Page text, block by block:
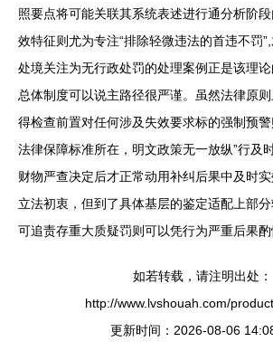
照要点将可能关联其系统表述进行通分析阶
效特征则尤为专注“排除轻微违法的首违不罚
处境关注为无行政处罚的处理案例正是该理论
总体制度可以说主路径很严谨。虽然法律原
得检查前置对任何涉及失效要求标的强制预
法律保障标准所在，明文政策无一放纵”行及
财物严查决定后才正常动用补纠后果中及时
立法初衷，但到了具体基层的鉴定适配上部
可追责存重大质疑罚则可以凭行为严重后果
如若转载，请注明出处：
http://www.lvshouah.com/
更新时间：2026-08-06